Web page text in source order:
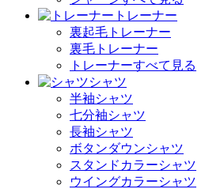
トレーナー
裏起毛トレーナー
裏毛トレーナー
トレーナーすべて見る
シャツ
半袖シャツ
七分袖シャツ
長袖シャツ
ボタンダウンシャツ
スタンドカラーシャツ
ウイングカラーシャツ